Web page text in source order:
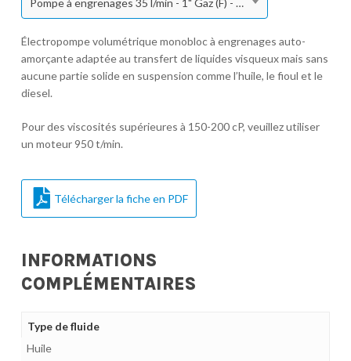
Pompe à engrenages 35 l/min - 1" Gaz (F) - 230 V Mono - 1400 TRM - 5 bar
Électropompe volumétrique monobloc à engrenages auto-
amorçante adaptée au transfert de liquides visqueux mais sans
aucune partie solide en suspension comme l’huile, le fioul et le
diesel.
Pour des viscosités supérieures à 150-200 cP, veuillez utiliser
un moteur 950 t/min.
Télécharger la fiche en PDF
INFORMATIONS
COMPLÉMENTAIRES
Type de fluide
Huile